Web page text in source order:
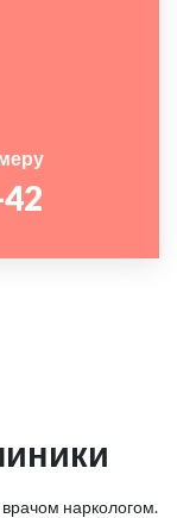
наркологом.